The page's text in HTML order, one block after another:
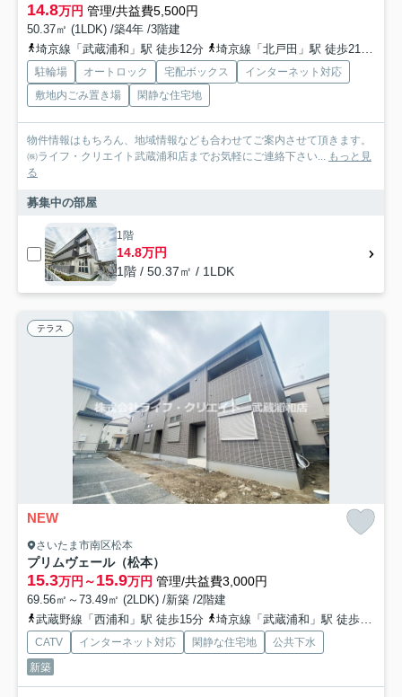
14.8万円 管理/共益費5,500円
50.37㎡ (1LDK) /築4年 /3階建
埼京線「武蔵浦和」駅 徒歩12分
埼京線「北戸田」駅 徒歩21分
駐輪場 オートロック 宅配ボックス
インターネット対応
敷地内ごみ置き場
閑静な住宅地
物件情報はもちろん、地域情報なども合わせてご案内させて頂きます。
㈱ライフ・クリエイト武蔵浦和店までお気軽にご連絡下さい... もっと見
る
募集中の部屋
1階
14.8万円
1階 / 50.37㎡ / 1LDK
テラス
NEW
さいたま市南区松本
プリムヴェール（松本）
15.3万円～15.9万円 管理/共益費3,000円
69.56㎡～73.49㎡ (2LDK) /新築 /2階建
武蔵野線「西浦和」駅 徒歩15分
埼京線「武蔵浦和」駅 徒歩32分
CATV インターネット対応 閑静な住宅地
公共下水
新築